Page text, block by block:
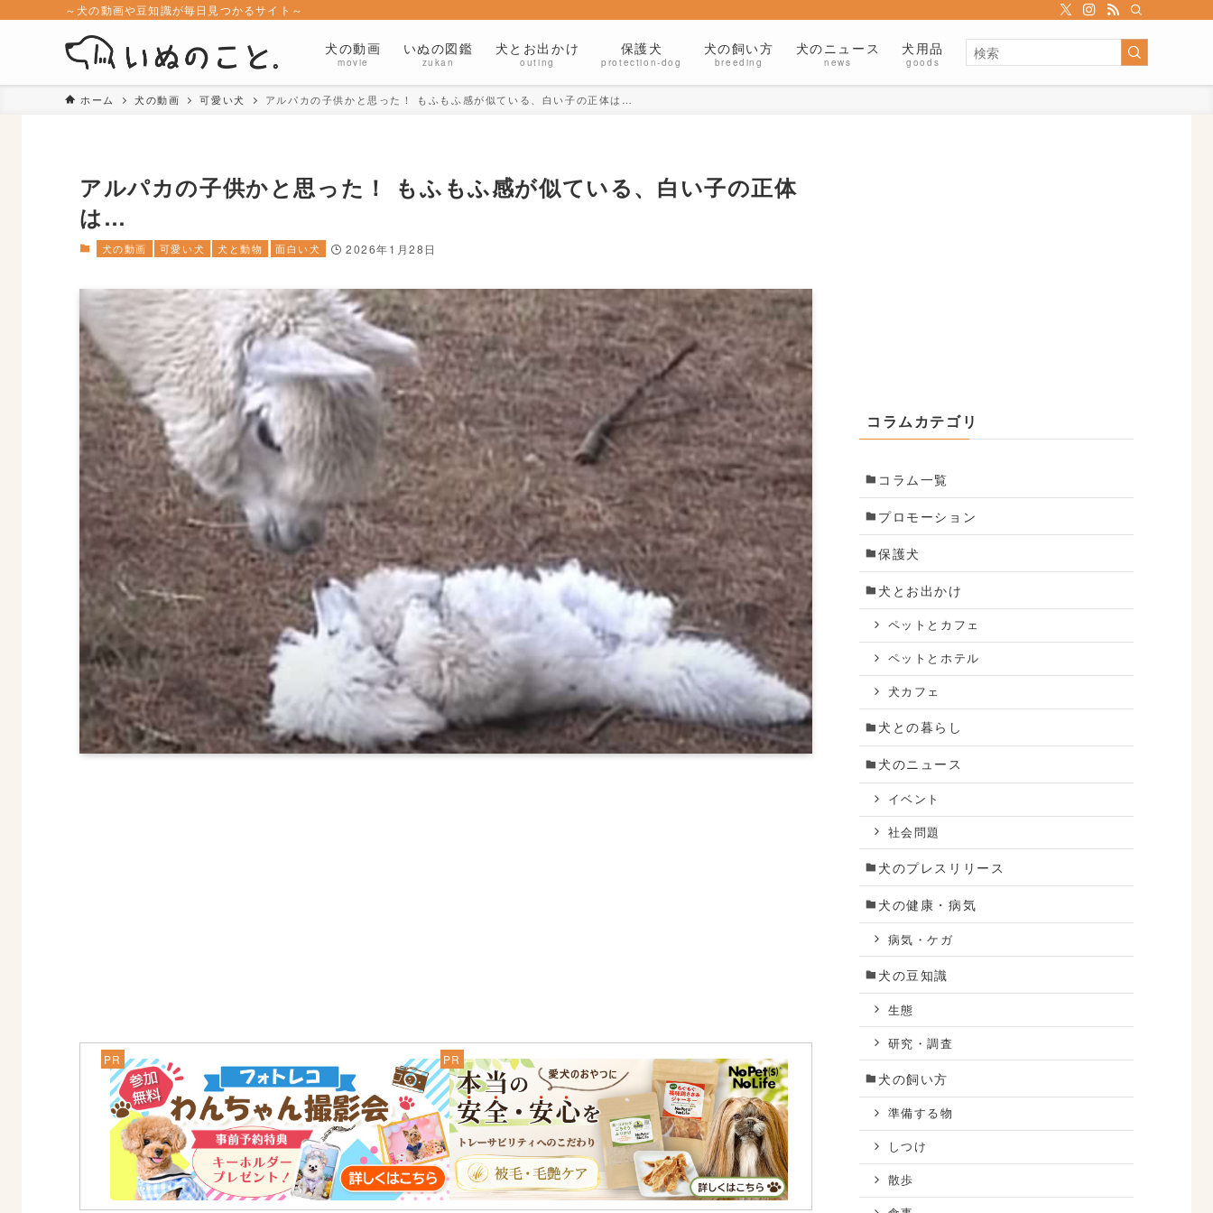
～犬の動画や豆知識が毎日見つかるサイト～
犬の動画
movie
いぬの図鑑
zukan
犬とお出かけ
outing
保護犬
protection-dog
犬の飼い方
breeding
犬のニュース
news
犬用品
goods
ホーム 犬の動画 可愛い犬 アルパカの子供かと思った！ もふもふ感が似ている、白い子の正体は…
アルパカの子供かと思った！ もふもふ感が似ている、白い子の正体
は…
犬の動画 可愛い犬 犬と動物 面白い犬 2026年1月28日
コラムカテゴリ
コラム一覧
プロモーション
保護犬
犬とお出かけ
ペットとカフェ
ペットとホテル
犬カフェ
犬との暮らし
犬のニュース
イベント
社会問題
犬のプレスリリース
犬の健康・病気
病気・ケガ
犬の豆知識
生態
研究・調査
犬の飼い方
準備する物
しつけ
散歩